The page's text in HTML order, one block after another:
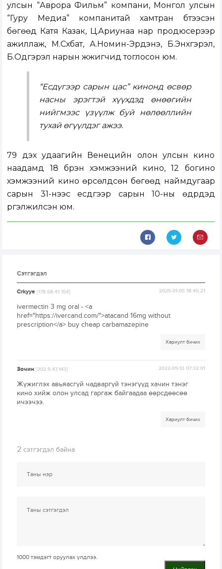
улсын “Аврора Фильм” компани, Монгол улсын
“Гуру Медиа” компанитай хамтран бүтээсэн
бөгөөд Катя Казак, Ц.Ариунаа нар продюсерээр
ажиллаж, М.Сүхбат, А.Номин-Эрдэнэ, Б.Энхгэрэл,
Б.Одгэрэл нарын жүжигчид тоглосон юм.
“Есдүгээр сарын цас” кинонд өсвөр
насны эрэгтэй хүүхдэд өнөөгийн
нийгмээс үзүүлж буй нөлөөллийн
тухай өгүүлдэг ажээ.
79 дэх удаагийн Венецийн олон улсын кино
наадамд 18 бүрэн хэмжээний кино, 12 богино
хэмжээний кино өрсөлдсөн бөгөөд наймдугаар
сарын 31-нээс есдүгээр сарын 10-ны өдрүүдэд
үргэлжилсэн юм.
Сэтгэгдэл
Crkyye[178.68.41.154] 2025-01-05 18:45:21
ivermectin 3 mg oral - <a
href="https://ivercand.com/">atacand 16mg without
prescription</a> buy cheap carbamazepine
Хариулт бичих
Зочин[202.9.47.143] 2022-09-13 07:32:01
Жүжиглэх авьяасгүй чадваргүй тэнэгүүд хачин тэнэг
кино хийж олон улсад гаргаж байгаадаа өөрсдөөсөө
ичээчээ.
Хариулт бичих
2 сэтгэгдэл байна
1000 тэмдэгт оруулах үлдлээ.